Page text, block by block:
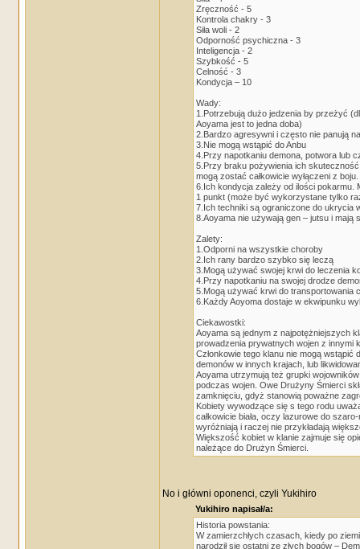
Zręczność - 5
Kontrola chakry - 3
Siła woli - 2
Odporność psychiczna - 3
Inteligencja - 2
Szybkość - 5
Celność - 3
Kondycja – 10
Wady:
1.Potrzebują dużo jedzenia by przeżyć
Aoyama jest to jedna doba)
2.Bardzo agresywni i często nie panują
3.Nie mogą wstąpić do Anbu
4.Przy napotkaniu demona, potwora lub
5.Przy braku pożywienia ich
mogą zostać całkowicie wyłączeni z boju.
6.Ich kondycja zależy od ilości pokarmu.
1 punkt (może być wykorzystane tylko
7.Ich techniki są ograniczone do ukrycia
8.Aoyama nie używają gen – jutsu i mają
Zalety:
1.Odporni na wszystkie choroby
2.Ich rany bardzo szybko się leczą
3.Mogą używać swojej krwi do leczenia
4.Przy napotkaniu na swojej drodze
5.Mogą używać krwi do transportowania
6.Każdy Aoyoma dostaje w ekwipunku
Ciekawostki:
Aoyama są jednym z najpotężniejszych
prowadzenia prywatnych wojen z innymi
Członkowie tego klanu nie mogą wstąpić
demonów w innych krajach, lub
Aoyama utrzymują też grupki
podczas wojen. Owe Drużyny Śmierci
zamknięciu, gdyż stanowią poważne
Kobiety wywodzące się s tego rodu
całkowicie biała, oczy lazurowe do
wyróżniają i raczej nie przykładają
Większość kobiet w klanie zajmuje się
należące do Drużyn Śmierci.
No i główni oponenci, czyli Yukihiro
Yukihiro napisał/a:
Historia powstania:
W zamierzchłych czasach, kiedy po
narodził się ostatni ze złych bogów –